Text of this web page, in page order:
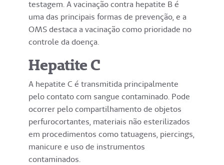
testagem. A vacinação contra hepatite B é
uma das principais formas de prevenção, e a
OMS destaca a vacinação como prioridade no
controle da doença.
Hepatite C
A hepatite C é transmitida principalmente
pelo contato com sangue contaminado. Pode
ocorrer pelo compartilhamento de objetos
perfurocortantes, materiais não esterilizados
em procedimentos como tatuagens, piercings,
manicure e uso de instrumentos
contaminados.